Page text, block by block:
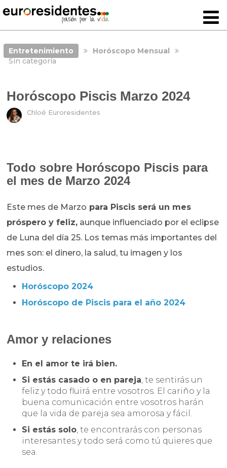
Entretenimiento
Horóscopo Mensual
Sin categoría
Horóscopo Piscis Marzo 2024
Chloé Euroresidentes
Todo sobre Horóscopo Piscis para
el mes de Marzo 2024
Este mes de Marzo para Piscis será un mes
próspero y feliz, aunque influenciado por el eclipse
de Luna del día 25. Los temas más importantes del
mes son: el dinero, la salud, tu imagen y los
estudios.
Horóscopo 2024
Horóscopo de Piscis para el año 2024
Amor y relaciones
En el amor te irá bien.
Si estás casado o en pareja, te sentirás un
feliz y todo fluirá entre vosotros. El cariño y la
buena comunicación entre vosotros harán
que la vida de pareja sea amorosa y fácil.
Si estás solo, te encontrarás con personas
interesantes y todo será como tú quieres que
sea.